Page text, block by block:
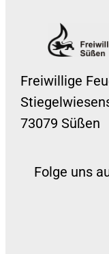
Freiwillige
73079 Süßen
Folge uns